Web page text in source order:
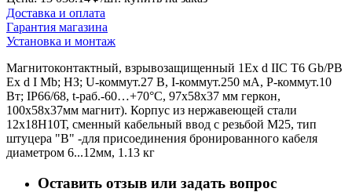
Доставка и оплата
Гарантия магазина
Установка и монтаж
Магнитоконтактный, взрывозащищенный 1Ex d IIC T6 Gb/РB
Ex d I Mb; НЗ; U-коммут.27 В, I-коммут.250 мА, P-коммут.10
Вт; IP66/68, t-раб.-60…+70°C, 97х58х37 мм геркон,
100х58х37мм магнит). Корпус из нержавеющей стали
12х18Н10Т, сменный кабельный ввод с резьбой М25, тип
штуцера "В" -для присоединения бронированного кабеля
диаметром 6...12мм, 1.13 кг
Оставить отзыв или задать вопрос